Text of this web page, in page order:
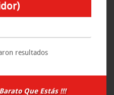
resultados
Que Estás !!!